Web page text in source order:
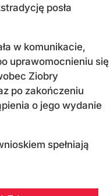
posła
w komunikacie,
uprawomocnieniu się
Ziobry
po zakończeniu
o jego wydanie
spełniają